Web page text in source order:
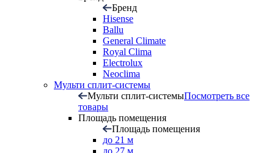
Бренд
Hisense
Ballu
General Climate
Royal Clima
Electrolux
Neoclima
Мульти сплит-системы
Мульти сплит-системыПосмотреть все
товары
Площадь помещения
Площадь помещения
до 21 м
до 27 м